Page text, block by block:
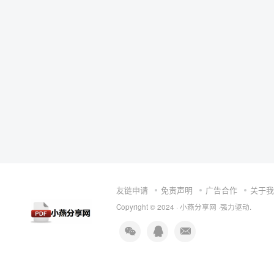
友链申请 免责声明 广告合作 关于
Copyright © 2024 · 小燕分享网 ·强力驱动.